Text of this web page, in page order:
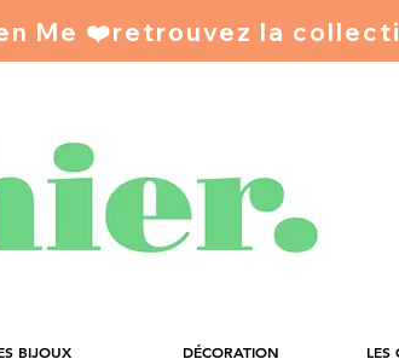
Me ❤️
BIJOUX DÉCORATION LES